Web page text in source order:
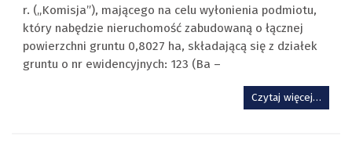
r. („Komisja”), mającego na celu wyłonienia podmiotu,
który nabędzie nieruchomość zabudowaną o łącznej
powierzchni gruntu 0,8027 ha, składającą się z działek
gruntu o nr ewidencyjnych: 123 (Ba –
Czytaj więcej…